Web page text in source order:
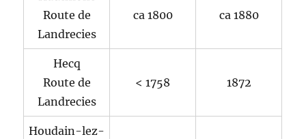
Route de
Landrecies
ca 1800 ca 1880
Hecq
Route de
Landrecies
< 1758 1872
Houdain-lez-